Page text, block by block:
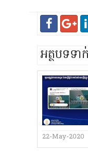
អត្ថបទទ
22-May-2020